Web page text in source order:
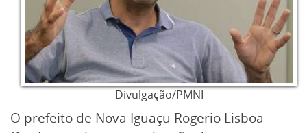
Divulgação/PMNI
O prefeito de Nova Iguaçu Rogerio Lisboa